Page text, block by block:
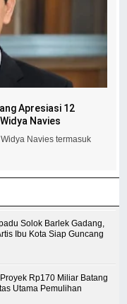
Apresiasi 12
Navies
Navies termasuk
Solok Barlek Gadang,
Ibu Kota Siap Guncang
Rp170 Miliar Batang
Utama Pemulihan